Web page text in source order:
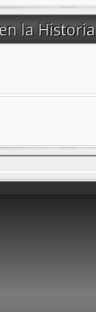
la Historia